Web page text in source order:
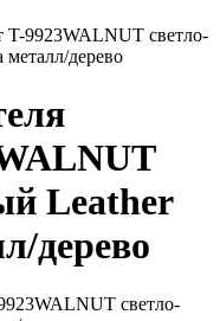
T-9923WALNUT светло-
дерево
Leather
дерево